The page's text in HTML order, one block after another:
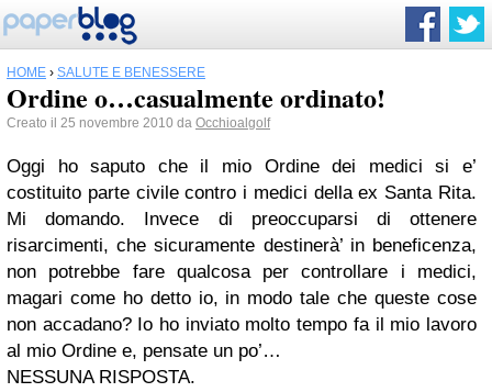
HOME › SALUTE E BENESSERE
Ordine o…casualmente ordinato!
Creato il 25 novembre 2010 da Occhioalgolf
Oggi ho saputo che il mio Ordine dei medici si e’
costituito parte civile contro i medici della ex Santa Rita.
Mi domando. Invece di preoccuparsi di ottenere
risarcimenti, che sicuramente destinerà’ in beneficenza,
non potrebbe fare qualcosa per controllare i medici,
magari come ho detto io, in modo tale che queste cose
non accadano? Io ho inviato molto tempo fa il mio lavoro
al mio Ordine e, pensate un po’…
NESSUNA RISPOSTA.